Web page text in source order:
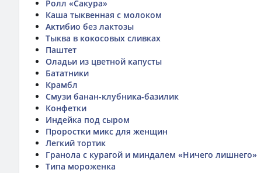
Ролл «Сакура»
Каша тыквенная с молоком
Актибио без лактозы
Тыква в кокосовых сливках
Паштет
Оладьи из цветной капусты
Бататники
Крамбл
Смузи банан-клубника-базилик
Конфетки
Индейка под сыром
Проростки микс для женщин
Легкий тортик
Гранола с курагой и миндалем «Ничего лишнего»
Типа мороженка